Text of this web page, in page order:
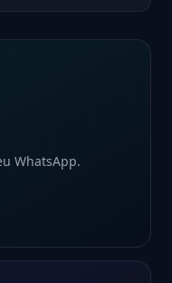
WhatsApp.